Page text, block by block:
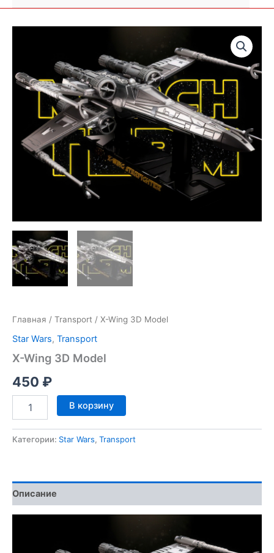
Главная / Transport / X-Wing 3D Model
Star Wars, Transport
X-Wing 3D Model
450 ₽
Количество
товара
Wing
В корзину
Категории: Star Wars, Transport
Описание